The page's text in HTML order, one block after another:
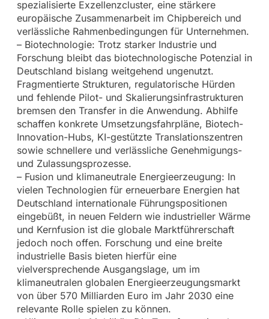
spezialisierte Exzellenzcluster, eine stärkere
europäische Zusammenarbeit im Chipbereich und
verlässliche Rahmenbedingungen für Unternehmen.
– Biotechnologie: Trotz starker Industrie und
Forschung bleibt das biotechnologische Potenzial in
Deutschland bislang weitgehend ungenutzt.
Fragmentierte Strukturen, regulatorische Hürden
und fehlende Pilot- und Skalierungsinfrastrukturen
bremsen den Transfer in die Anwendung. Abhilfe
schaffen konkrete Umsetzungsfahrpläne, Biotech-
Innovation-Hubs, KI-gestützte Translationszentren
sowie schnellere und verlässliche Genehmigungs-
und Zulassungsprozesse.
– Fusion und klimaneutrale Energieerzeugung: In
vielen Technologien für erneuerbare Energien hat
Deutschland internationale Führungspositionen
eingebüßt, in neuen Feldern wie industrieller Wärme
und Kernfusion ist die globale Marktführerschaft
jedoch noch offen. Forschung und eine breite
industrielle Basis bieten hierfür eine
vielversprechende Ausgangslage, um im
klimaneutralen globalen Energieerzeugungsmarkt
von über 570 Milliarden Euro im Jahr 2030 eine
relevante Rolle spielen zu können.